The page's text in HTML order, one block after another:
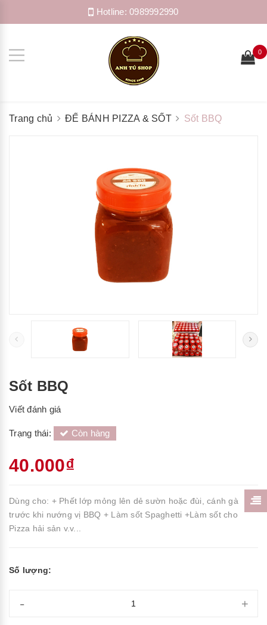
Hotline:0989992990
0
Trang chủ ĐẾ BÁNH PIZZA & SỐT Sốt BBQ
Sốt BBQ
Viết đánh giá
Trạng thái: Còn hàng
40.000₫
Dùng cho: + Phết lớp mỏng lên dẻ sườn hoặc đùi, cánh gà
trước khi nướng vị BBQ + Làm sốt Spaghetti +Làm sốt cho
Pizza hải sản v.v...
Số lượng:
- +